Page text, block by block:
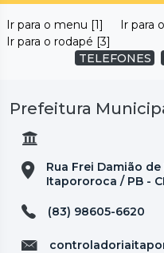
Ir para o menu [1]
Ir para
Ir para o rodapé [3]
TELEFONES
Prefeitura
Rua Frei Damião
Itapororoca / PB -
(83) 98605-6620